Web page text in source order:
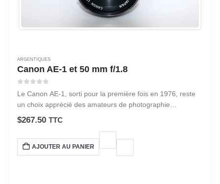
ARGENTIQUES
Canon AE-1 et 50 mm f/1.8
Le Canon AE-1, sorti pour la première fois en 1976, reste
un choix apprécié des amateurs de photographie
argentique.
$267.50 TTC
AJOUTER AU PANIER